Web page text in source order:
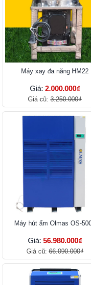
Máy xay đa năng HM22
Giá: 2.000.000₫
Giá cũ: 3.250.000₫
Máy hút ẩm Olmas OS-
Giá: 56.980.000₫
Giá cũ:66.090.000₫